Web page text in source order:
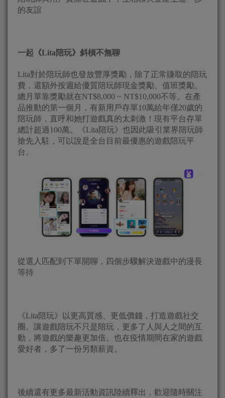
的友誼
一起《Lita陪玩》斜槓不無聊
Lita對於陪玩師也發放豐厚獎勵，除了正常賺取的陪玩
費，還額外按週給優質陪玩師現金獎勵、值班獎勵。
總月單靠獎勵就在NT$8,000 ~ NT$10,000不等。在產
品推動的第一個月，有新用戶存單10萬給年僅20歲的
陪玩師，直呼和她打遊戲真的太刺激！現有平台存單
總計超過100萬。《Lita陪玩》也因此吸引業界陪玩師
搶先入駐，可以說是全台目前最優惠的遊戲陪玩平
台。
從選人匹配到下單開聊，四個步驟解決遊戲中的漫長
等待
《Lita陪玩》以更高質感、更低價錢，打造遊戲社交
圈。讓遊戲陪玩不只是陪玩，更多了人與人之間的互
動，將遊戲的樂趣更加倍。也在疫情期間在家的遊戲
愛好者，多了一份另類薪資。
後續還有更多最新活動資訊陸續釋出，歡迎隨時關注